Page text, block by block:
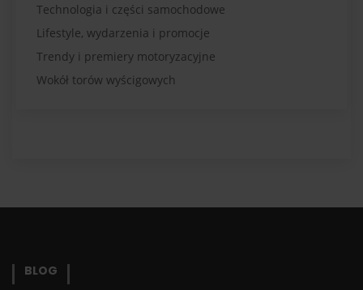
Technologia i części samochodowe
Lifestyle, wydarzenia i promocje
Trendy i premiery motoryzacyjne
Wokół torów wyścigowych
BLOG